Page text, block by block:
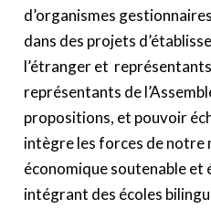
d’organismes
dans des projets
l’étranger et
représentants de
propositions, et pouvoir
intègre les forces de notre
économique soutenable et
intégrant des écoles